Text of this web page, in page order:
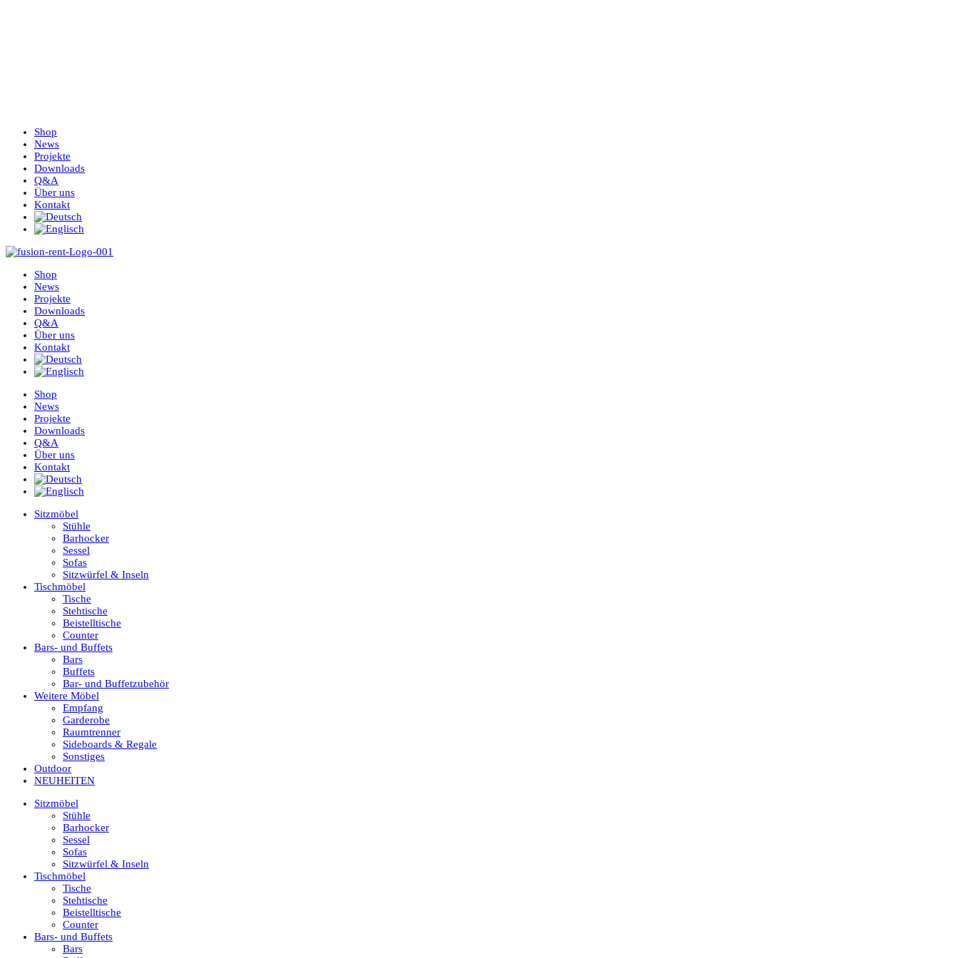
Shop
News
Projekte
Downloads
Q&A
Über uns
Kontakt
Shop
News
Projekte
Downloads
Q&A
Über uns
Kontakt
Shop
News
Projekte
Downloads
Q&A
Über uns
Kontakt
Sitzmöbel
Stühle
Barhocker
Sessel
Sofas
Sitzwürfel & Inseln
Tischmöbel
Tische
Stehtische
Beistelltische
Counter
Bars- und Buffets
Bars
Buffets
Bar- und Buffetzubehör
Weitere Möbel
Empfang
Garderobe
Raumtrenner
Sideboards & Regale
Sonstiges
Outdoor
NEUHEITEN
Sitzmöbel
Stühle
Barhocker
Sessel
Sofas
Sitzwürfel & Inseln
Tischmöbel
Tische
Stehtische
Beistelltische
Counter
Bars- und Buffets
Bars